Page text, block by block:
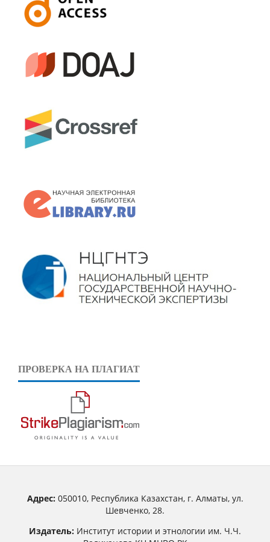
ПРОВЕРКА НА ПЛАГИАТ
Адрес:050010, Республика Казахстан, г. Алматы, ул.
Шевченко, 28.
Издатель: Институт истории и этнологии им. Ч.Ч.